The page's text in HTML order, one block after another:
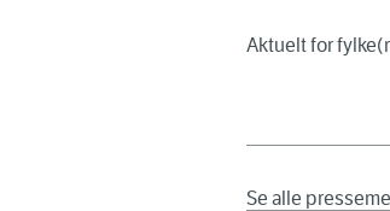
Aktuelt for
Se alle